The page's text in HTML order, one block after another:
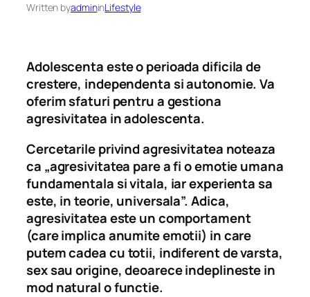
Written byadmininLifestyle
Adolescenta este o perioada dificila de
crestere, independenta si autonomie. Va
oferim sfaturi pentru a gestiona
agresivitatea in adolescenta.
Cercetarile privind agresivitatea noteaza
ca „agresivitatea pare a fi o emotie umana
fundamentala si vitala, iar experienta sa
este, in teorie, universala”.Adica,
agresivitatea este un comportament
(care implica anumite emotii) in care
putem cadea cu totii, indiferent de varsta,
sex sau origine, deoarece indeplineste in
mod natural o functie.